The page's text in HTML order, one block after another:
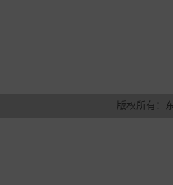
版权所有：